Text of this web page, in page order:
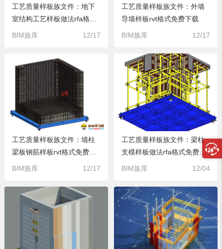
工艺质量样板族文件：地下
室结构工艺样板做法rfa格式
免费下载
BIM族库 12/17
工艺质量样板族文件：外墙
导墙样板rvt格式免费下载
BIM族库 12/17
工艺质量样板族文件：墙柱
梁板钢筋样板rvt格式免费下
载
BIM族库 12/17
工艺质量样板族文件：梁柱
支模样板做法rfa格式免费下
载
BIM族库 12/04